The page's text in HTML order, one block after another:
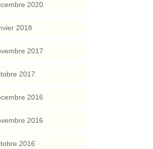
2020
2018
2017
2017
2016
2016
2016